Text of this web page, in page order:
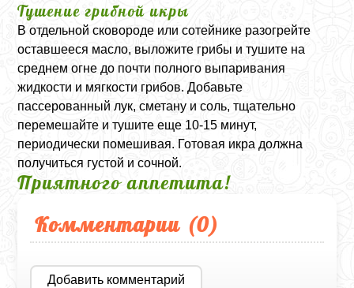
Тушение грибной икры
В отдельной сковороде или сотейнике разогрейте
оставшееся масло, выложите грибы и тушите на
среднем огне до почти полного выпаривания
жидкости и мягкости грибов. Добавьте
пассерованный лук, сметану и соль, тщательно
перемешайте и тушите еще 10-15 минут,
периодически помешивая. Готовая икра должна
получиться густой и сочной.
Приятного аппетита!
Комментарии (0)
Добавить комментарий